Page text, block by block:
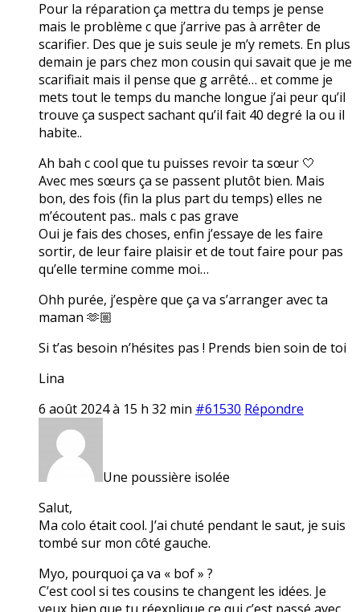
Pour la réparation ça mettra du temps je pense
mais le problème c que j’arrive pas à arrêter de
scarifier. Des que je suis seule je m’y remets. En plus
demain je pars chez mon cousin qui savait que je me
scarifiait mais il pense que g arrêté… et comme je
mets tout le temps du manche longue j’ai peur qu’il
trouve ça suspect sachant qu’il fait 40 degré la ou il
habite..
Ah bah c cool que tu puisses revoir ta sœur 🤍
Avec mes sœurs ça se passent plutôt bien. Mais
bon, des fois (fin la plus part du temps) elles ne
m’écoutent pas.. mals c pas grave
Oui je fais des choses, enfin j’essaye de les faire
sortir, de leur faire plaisir et de tout faire pour pas
qu’elle termine comme moi…
Ohh purée, j’espère que ça va s’arranger avec ta
maman 🫶🏼
Si t’as besoin n’hésites pas ! Prends bien soin de toi
Lina
6 août 2024 à 15 h 32 min #61530 Répondre
Une poussière isolée
Salut,
Ma colo était cool. J’ai chuté pendant le saut, je suis
tombé sur mon côté gauche.
Myo, pourquoi ça va « bof » ?
C’est cool si tes cousins te changent les idées. Je